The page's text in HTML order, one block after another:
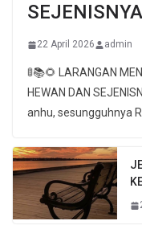
22 April 2026 admin
🚦📚🌻 LARANGAN
HEWAN DAN